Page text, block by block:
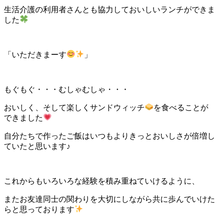
生活介護の利用者さんとも協力しておいしいランチができま
した
「いただきまーす 」
もぐもぐ・・・むしゃむしゃ・・・
おいしく、そして楽しくサンドウィッチ
を食べることが
できました
自分たちで作ったご飯はいつもよりきっとおいしさが倍増し
ていたと思います♪
これからもいろいろな経験を積み重ねていけるように、
またお友達同士の関わりを大切にしながら共に歩んでいけた
らと思っております